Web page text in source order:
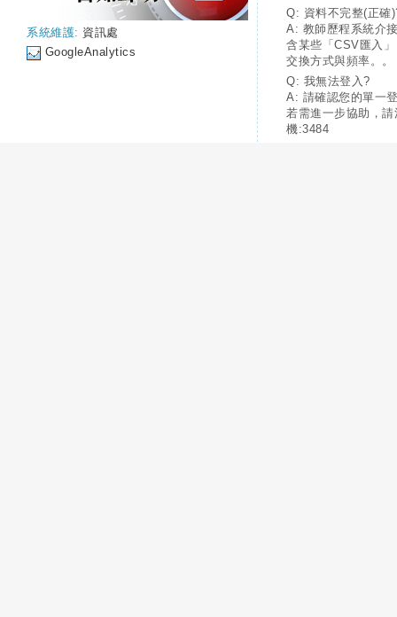
系統維護: 資訊處
GoogleAnalytics
Q: 資料不完整(正確
A: 教師歷程系統介
含某些「CSV匯入
交換方式與頻率。。
Q: 我無法登入?
A: 請確認您的單一
若需進一步協助，
機:3484